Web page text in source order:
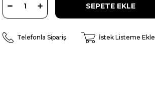
Telefonla Sipariş İstek Listeme Ekle